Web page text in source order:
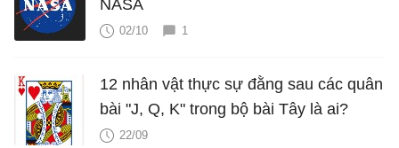
NASA
02/10 1
12 nhân vật thực sự đằng sau các quân
bài "J, Q, K" trong bộ bài Tây là ai?
22/09